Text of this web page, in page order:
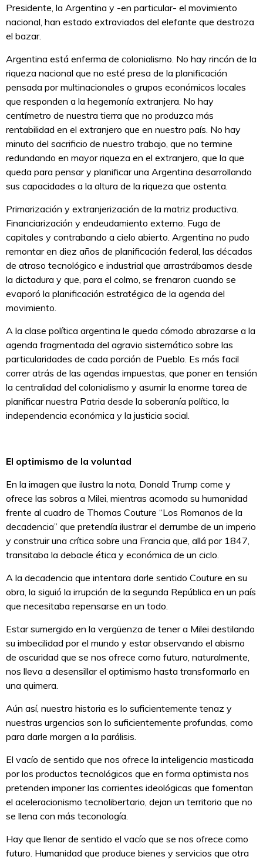
Presidente, la Argentina y -en particular- el movimiento
nacional, han estado extraviados del elefante que destroza
el bazar.
Argentina está enferma de colonialismo. No hay rincón de la
riqueza nacional que no esté presa de la planificación
pensada por multinacionales o grupos económicos locales
que responden a la hegemonía extranjera. No hay
centímetro de nuestra tierra que no produzca más
rentabilidad en el extranjero que en nuestro país. No hay
minuto del sacrificio de nuestro trabajo, que no termine
redundando en mayor riqueza en el extranjero, que la que
queda para pensar y planificar una Argentina desarrollando
sus capacidades a la altura de la riqueza que ostenta.
Primarización y extranjerización de la matriz productiva.
Financiarización y endeudamiento externo. Fuga de
capitales y contrabando a cielo abierto. Argentina no pudo
remontar en diez años de planificación federal, las décadas
de atraso tecnológico e industrial que arrastrábamos desde
la dictadura y que, para el colmo, se frenaron cuando se
evaporó la planificación estratégica de la agenda del
movimiento.
A la clase política argentina le queda cómodo abrazarse a la
agenda fragmentada del agravio sistemático sobre las
particularidades de cada porción de Pueblo. Es más facil
correr atrás de las agendas impuestas, que poner en tensión
la centralidad del colonialismo y asumir la enorme tarea de
planificar nuestra Patria desde la soberanía política, la
independencia económica y la justicia social.
El optimismo de la voluntad
En la imagen que ilustra la nota, Donald Trump come y
ofrece las sobras a Milei, mientras acomoda su humanidad
frente al cuadro de Thomas Couture “Los Romanos de la
decadencia” que pretendía ilustrar el derrumbe de un imperio
y construir una crítica sobre una Francia que, allá por 1847,
transitaba la debacle ética y económica de un ciclo.
A la decadencia que intentara darle sentido Couture en su
obra, la siguió la irrupción de la segunda República en un país
que necesitaba repensarse en un todo.
Estar sumergido en la vergüenza de tener a Milei destilando
su imbecilidad por el mundo y estar observando el abismo
de oscuridad que se nos ofrece como futuro, naturalmente,
nos lleva a desensillar el optimismo hasta transformarlo en
una quimera.
Aún así, nuestra historia es lo suficientemente tenaz y
nuestras urgencias son lo suficientemente profundas, como
para darle margen a la parálisis.
El vacío de sentido que nos ofrece la inteligencia masticada
por los productos tecnológicos que en forma optimista nos
pretenden imponer las corrientes ideológicas que fomentan
el aceleracionismo tecnolibertario, dejan un territorio que no
se llena con más teconología.
Hay que llenar de sentido el vacío que se nos ofrece como
futuro. Humanidad que produce bienes y servicios que otra